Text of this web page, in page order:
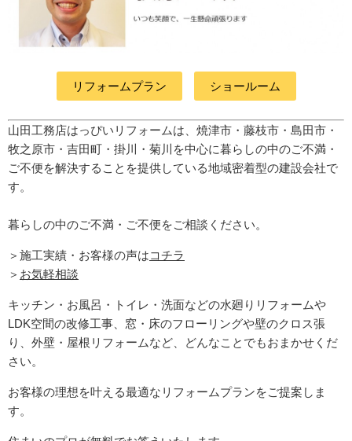
リフォームプラン ショールーム
山田工務店はっぴいリフォームは、焼津市・藤枝市・島田市・
牧之原市・吉田町 ・掛川・菊川 を中心に暮らしの中のご不満・
ご不便を解決することを提供している地域密着型の建設会社で
す。
暮らしの中のご不満・ご不便をご相談ください。
＞施工実績・お客様の声はコチラ
＞ お気軽相談
キッチン・お風呂・トイレ・洗面などの水廻りリフォームや
LDK空間の改修工事、窓・床のフローリングや壁のクロス張
り、外壁・屋根リフォームなど、どんなことでもおまかせくだ
さい。
お客様の理想を叶える最適なリフォームプランをご提案しま
す。